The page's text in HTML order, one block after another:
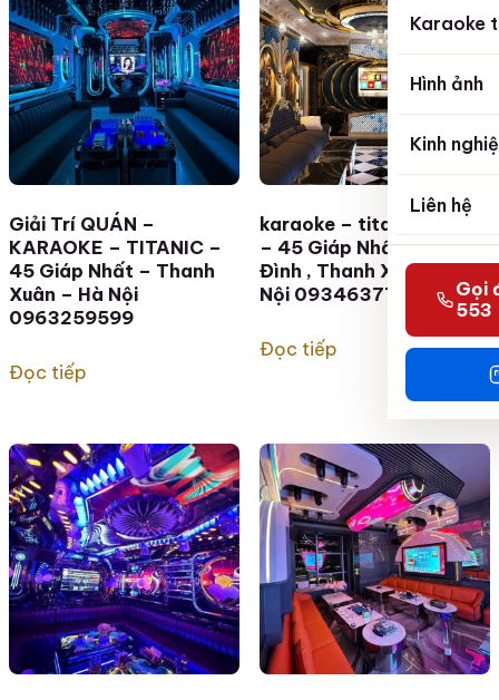
Karaoke
Hình ảnh
Kinh
Liên hệ
Gọi
553
Giải Trí QUÁN –
KARAOKE – TITANIC –
45 Giáp Nhất – Thanh
Xuân – Hà Nội
0963259599
Đọc tiếp
karaoke – titanic – KTV
– 45 Giáp Nhất , Thượng
Đình , Thanh Xuân , Hà
Nội 0934637776
Đọc tiếp